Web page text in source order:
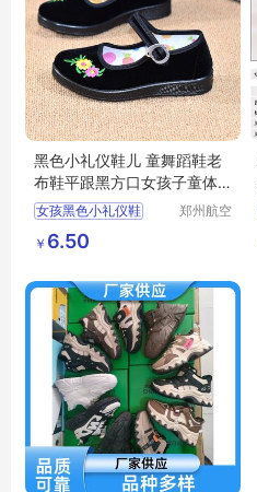
黑色小礼仪鞋儿 童舞蹈鞋老
布鞋平跟黑方口女孩子童体
操
女孩黑色小礼仪鞋
女孩子童体操
郑州航空
￥ 6.50